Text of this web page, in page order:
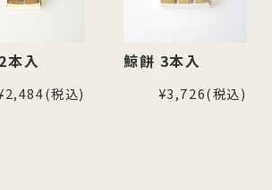
本入
(税込)
鯨餅 3本入
¥3,726(税込)